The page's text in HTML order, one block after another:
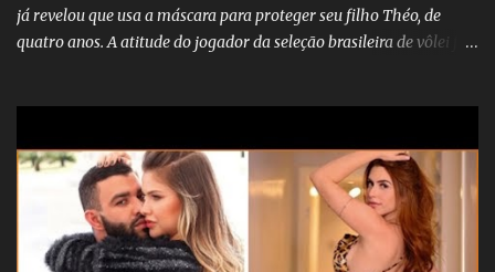
já revelou que usa a máscara para proteger seu filho Théo, de
quatro anos. A atitude do jogador da seleção brasileira de vôlei foi
Marta marcou duas vezes, Debinha, Andressa Alves e Bia
Zaneratto foram autoras dos gols. Juliette, embaixadora
‎@Globoplay mandou um xero para as meninas e falou do seu